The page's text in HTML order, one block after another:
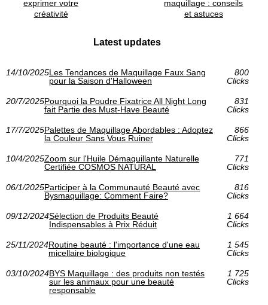
exprimer votre
créativité
maquillage : conseils
et astuces
Latest updates
14/10/2025Les Tendances de Maquillage Faux Sang
pour la Saison d'Halloween
800
Clicks
20/7/2025Pourquoi la Poudre Fixatrice All Night Long
fait Partie des Must-Have Beauté
831
Clicks
17/7/2025Palettes de Maquillage Abordables : Adoptez
la Couleur Sans Vous Ruiner
866
Clicks
10/4/2025Zoom sur l'Huile Démaquillante Naturelle
Certifiée COSMOS NATURAL
771
Clicks
06/1/2025Participer à la Communauté Beauté avec
Bysmaquillage: Comment Faire?
816
Clicks
09/12/2024Sélection de Produits Beauté
Indispensables à Prix Réduit
1 664
Clicks
25/11/2024Routine beauté : l'importance d'une eau
micellaire biologique
1 545
Clicks
03/10/2024BYS Maquillage : des produits non testés
sur les animaux pour une beauté
responsable
1 725
Clicks